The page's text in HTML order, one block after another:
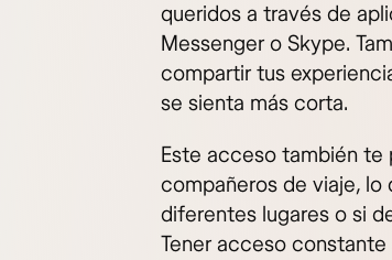
queridos a través de
Messenger o Skype.
compartir tus
se sienta más corta.
Este acceso también
compañeros de viaje,
diferentes lugares o si
Tener acceso